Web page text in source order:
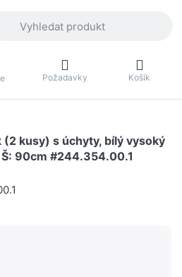
Požadavky Košík
(2 kusy) s úchyty, bílý vysoký
90cm #244.354.00.1